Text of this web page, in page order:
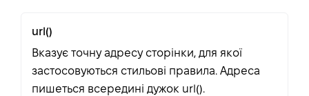
url()
Вказує точну адресу сторінки, для якої
застосовуються стильові правила. Адреса
пишеться всередині дужок url().